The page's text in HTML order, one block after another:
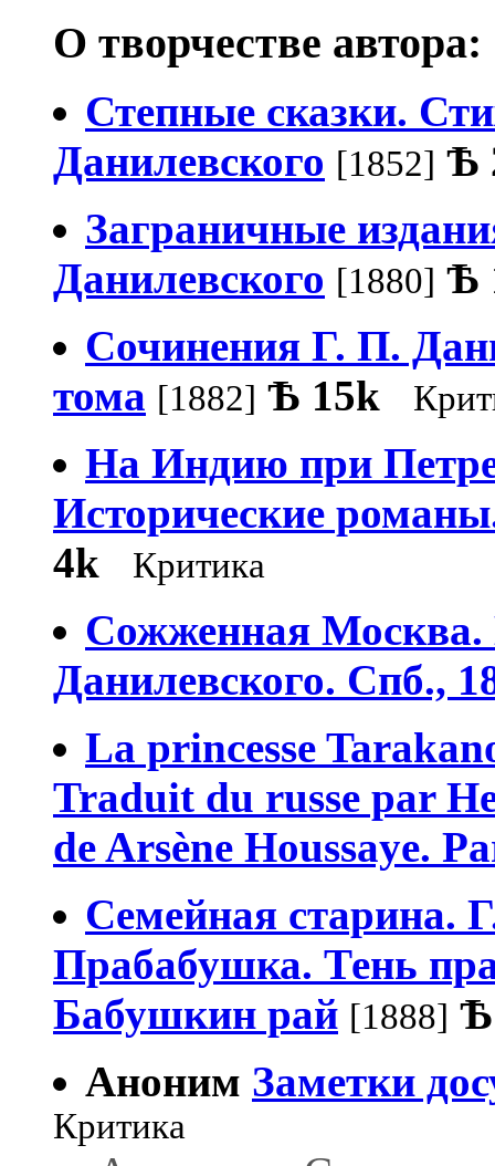
О творчестве автора:
Степные сказки.
Данилевского [1852] Ѣ
Заграничные
Данилевского [1880] Ѣ
Сочинения Г. П.
тома [1882] Ѣ 15k
На Индию при
Исторические
4k
Критика
Сожженная Москва.
Данилевского. Спб.,
La princesse
Traduit du russe par
de Arsène Houssaye.
Семейная старина.
Прабабушка. Тень
Бабушкин рай [1888] Ѣ
Аноним Заметки
Критика